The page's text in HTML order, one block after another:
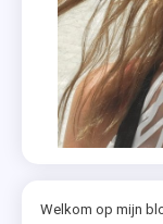
Welkom op mijn